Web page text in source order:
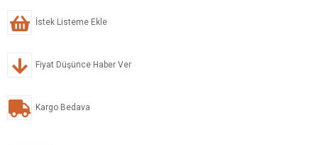
İstek Listeme Ekle
Fiyat Düşünce Haber Ver
Kargo Bedava